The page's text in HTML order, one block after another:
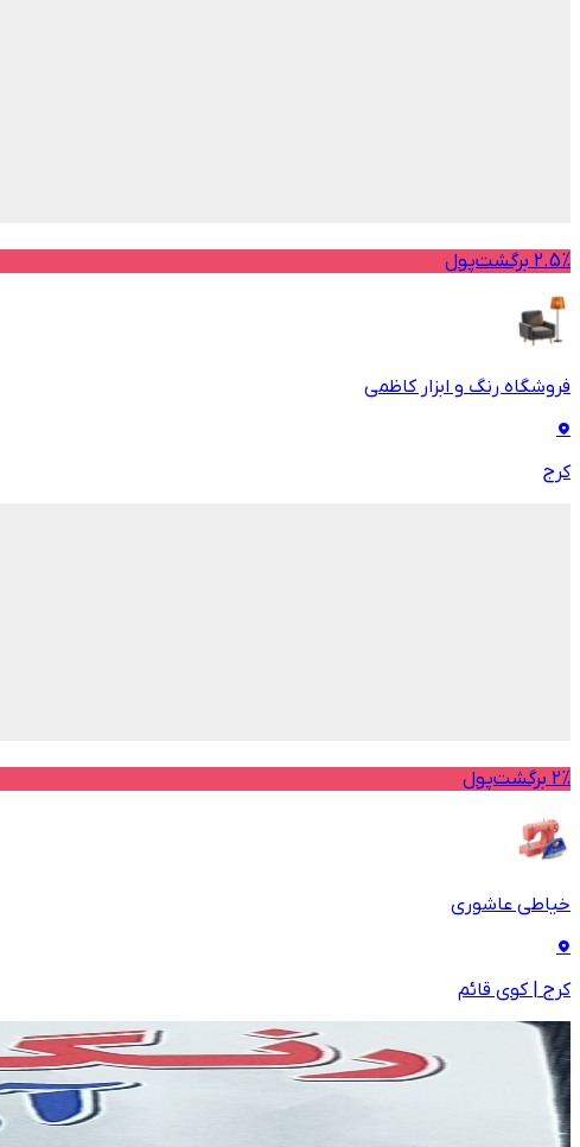
2.5% برگشت‌پول
فروشگاه رنگ و ابزار کاظمی
کرج
2% برگشت‌پول
خیاطی عاشوری
کرج | کوی قائم